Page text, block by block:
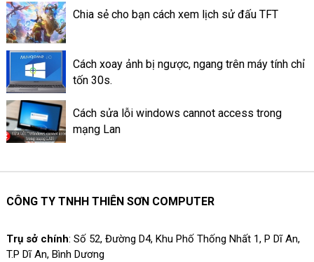
Chia sẻ cho bạn cách xem lịch sử đấu TFT
Cách xoay ảnh bị ngược, ngang trên máy tính chỉ
tốn 30s.
Cách sửa lỗi windows cannot access trong
mạng Lan
CÔNG TY TNHH THIÊN SƠN COMPUTER
Trụ sở chính: Số 52, Đường D4, Khu Phố Thống Nhất 1, P Dĩ An,
T.P Dĩ An, Bình Dương